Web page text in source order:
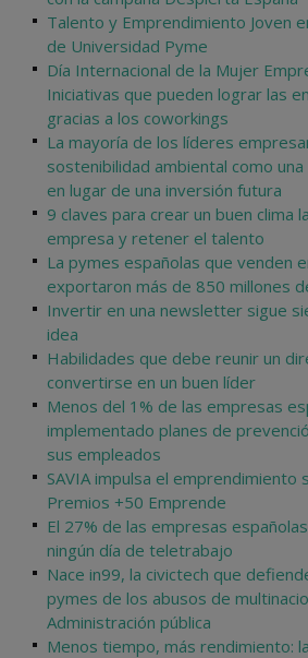
Talento y Emprendimiento Joven
de Universidad Pyme
Día Internacional de la Mujer
Iniciativas que pueden lograr las
gracias a los coworkings
La mayoría de los líderes
sostenibilidad ambiental como
en lugar de una inversión futura
9 claves para crear un buen clima
empresa y retener el talento
La pymes españolas que venden
exportaron más de 850 millones
Invertir en una newsletter sigue
idea
Habilidades que debe reunir un
convertirse en un buen líder
Menos del 1% de las empresas
implementado planes de
sus empleados
SAVIA impulsa el emprendimiento
Premios +50 Emprende
El 27% de las empresas
ningún día de teletrabajo
Nace in99, la civictech que
pymes de los abusos de
Administración pública
Menos tiempo, más rendimiento: